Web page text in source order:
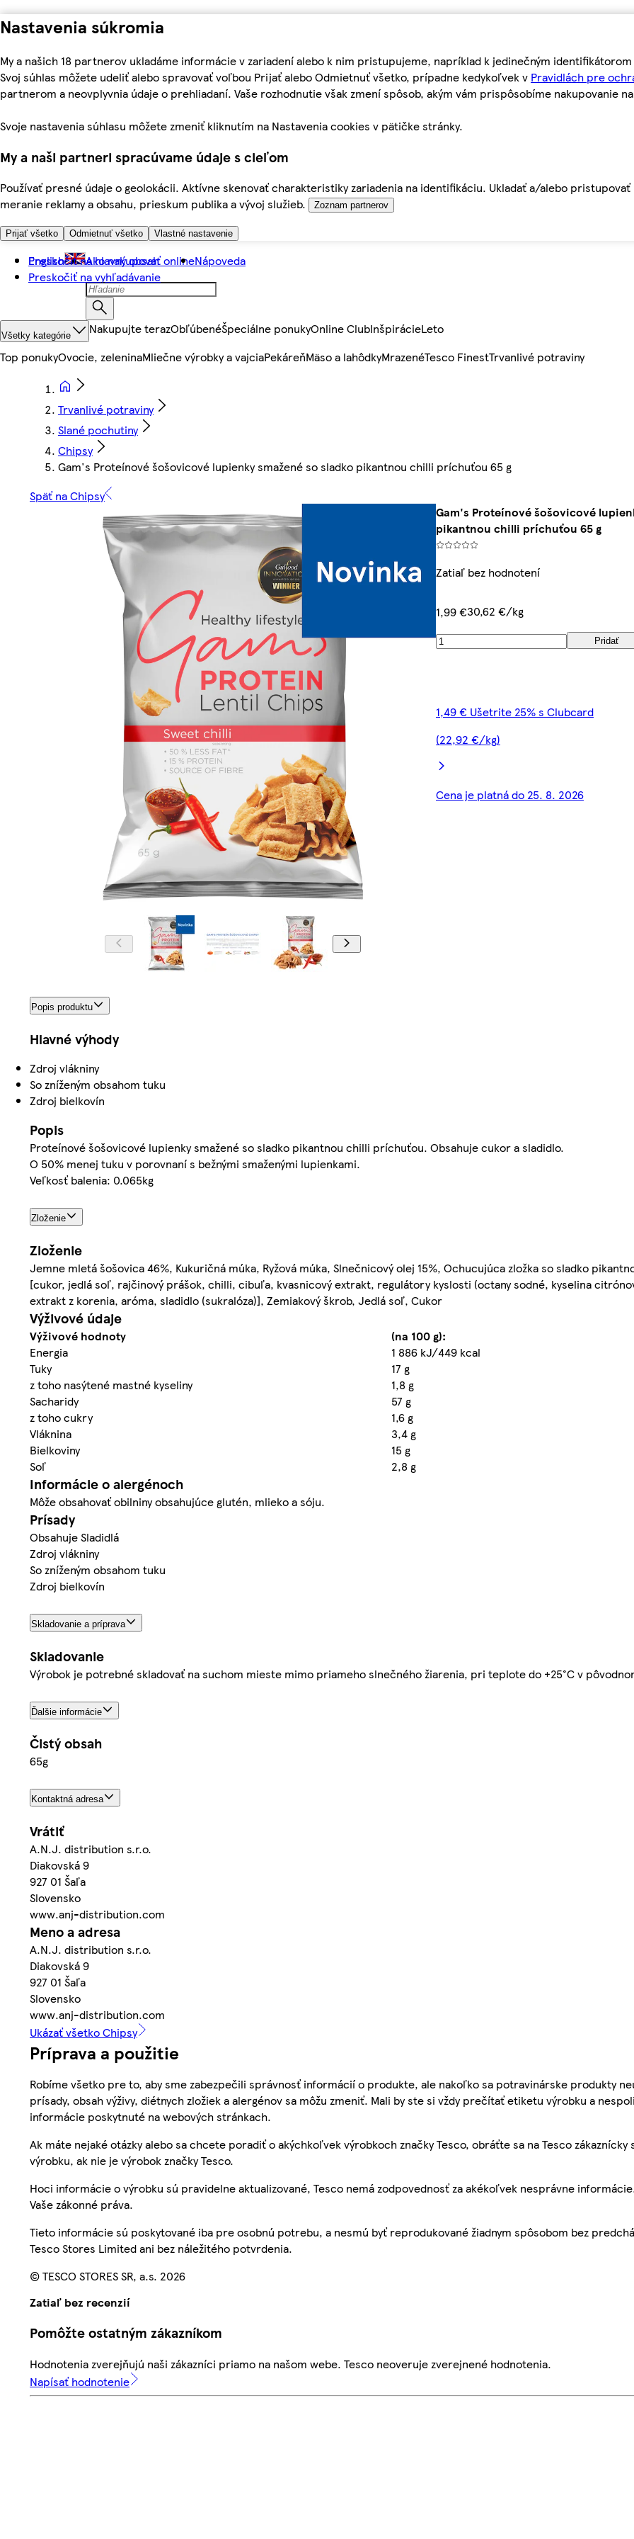
Nastavenia súkromia
My a našich 18 partnerov ukladáme informácie v zariadení alebo k nim pristupujeme, napríklad k jedinečným
Svoj súhlas môžete udeliť alebo spravovať voľbou Prijať alebo Odmietnuť všetko, prípadne kedykoľvek v Pravidlách pre
partnerom a neovplyvnia údaje o prehliadaní. Vaše rozhodnutie však zmení spôsob, akým vám prispôsobíme nakupovanie
Svoje nastavenia súhlasu môžete zmeniť kliknutím na Nastavenia cookies v pätičke stránky.
My a naši partneri spracúvame údaje s cieľom
Používať presné údaje o geolokácii. Aktívne skenovať charakteristiky zariadenia na identifikáciu. Ukladať a/alebo
meranie reklamy a obsahu, prieskum publika a vývoj služieb.
Zoznam partnerov
Prijať všetko Odmietnuť všetko Vlastné nastavenie
Preskočiť na hlavný obsah
Preskočiť na vyhľadávanie
English Ako nakupovať onlineNápoveda
Všetky kategórie Nakupujte terazObľúbenéŠpeciálne ponukyOnline ClubInšpirácieLeto
Top ponukyOvocie, zeleninaMliečne výrobky a vajciaPekáreňMäso a lahôdkyMrazenéTesco FinestTrvanlivé potraviny
Trvanlivé potraviny
Slané pochutiny
Chipsy
Gam's Proteínové šošovicové lupienky smažené so sladko pikantnou chilli príchuťou 65 g
Späť na Chipsy
Gam's Proteínové šošovicové
pikantnou chilli príchuťou 65 g
Zatiaľ bez hodnotení
1,99 €30,62 €/kg
Pridať
1,49 € Ušetrite 25% s Clubcard
(22,92 €/kg)
Cena je platná do 25. 8. 2026
Popis produktu
Hlavné výhody
Zdroj vlákniny
So zníženým obsahom tuku
Zdroj bielkovín
Popis
Proteínové šošovicové lupienky smažené so sladko pikantnou chilli príchuťou. Obsahuje cukor a sladidlo.
O 50% menej tuku v porovnaní s bežnými smaženými lupienkami.
Veľkosť balenia: 0.065kg
Zloženie
Zloženie
Jemne mletá šošovica 46%, Kukuričná múka, Ryžová múka, Slnečnicový olej 15%, Ochucujúca zložka so sladko
[cukor, jedlá soľ, rajčinový prášok, chilli, cibuľa, kvasnicový extrakt, regulátory kyslosti (octany sodné, kyselina
extrakt z korenia, aróma, sladidlo (sukralóza)], Zemiakový škrob, Jedlá soľ, Cukor
Výživové údaje
Výživové hodnoty
(na 100 g):
Energia
1 886 kJ/449 kcal
Tuky
17 g
z toho nasýtené mastné kyseliny
1,8 g
Sacharidy
57 g
z toho cukry
1,6 g
Vláknina
3,4 g
Bielkoviny
15 g
Soľ
2,8 g
Informácie o alergénoch
Môže obsahovať obilniny obsahujúce glutén, mlieko a sóju.
Prísady
Obsahuje Sladidlá
Zdroj vlákniny
So zníženým obsahom tuku
Zdroj bielkovín
Skladovanie a príprava
Skladovanie
Výrobok je potrebné skladovať na suchom mieste mimo priameho slnečného žiarenia, pri teplote do +25°C v
Ďalšie informácie
Čistý obsah
65g
Kontaktná adresa
Vrátiť
A.N.J. distribution s.r.o.
Diakovská 9
927 01 Šaľa
Slovensko
www.anj-distribution.com
Meno a adresa
A.N.J. distribution s.r.o.
Diakovská 9
927 01 Šaľa
Slovensko
www.anj-distribution.com
Ukázať všetko Chipsy
Príprava a použitie
Robíme všetko pre to, aby sme zabezpečili správnosť informácií o produkte, ale nakoľko sa potravinárske produkty
prísady, obsah výživy, diétnych zložiek a alergénov sa môžu zmeniť. Mali by ste si vždy prečítať etiketu výrobku a
informácie poskytnuté na webových stránkach.
Ak máte nejaké otázky alebo sa chcete poradiť o akýchkoľvek výrobkoch značky Tesco, obráťte sa na Tesco
výrobku, ak nie je výrobok značky Tesco.
Hoci informácie o výrobku sú pravidelne aktualizované, Tesco nemá zodpovednosť za akékoľvek nesprávne
Vaše zákonné práva.
Tieto informácie sú poskytované iba pre osobnú potrebu, a nesmú byť reprodukované žiadnym spôsobom bez
Tesco Stores Limited ani bez náležitého potvrdenia.
© TESCO STORES SR, a.s. 2026
Zatiaľ bez recenzií
Pomôžte ostatným zákazníkom
Hodnotenia zverejňujú naši zákazníci priamo na našom webe. Tesco neoveruje zverejnené hodnotenia.
Napísať hodnotenie